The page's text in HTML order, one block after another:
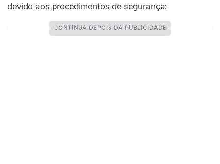
devido aos procedimentos de segurança: